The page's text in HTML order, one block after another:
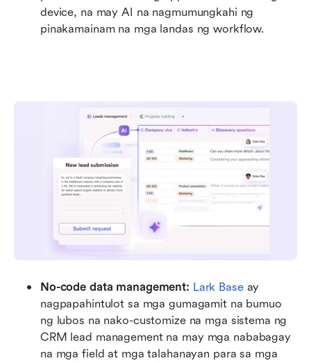
device, na may AI na nagmumungkahi ng
pinakamainam na mga landas ng workflow.
No-code data management: Lark Base ay
nagpapahintulot sa mga gumagamit na bumuo
ng lubos na nako-customize na mga sistema ng
CRM lead management na may mga nababagay
na mga field at mga talahanayan para sa mga